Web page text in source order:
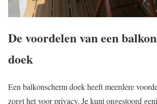
De voordelen van een
doek
Een balkonscherm doek heeft meerdere
zorgt het voor privacy. Je kunt ongestoord